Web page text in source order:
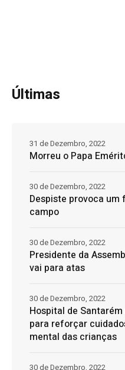
Últimas
Morreu o Papa
31 de Dezembro, 2022
Despiste provoca
campo
30 de Dezembro, 2022
Presidente da
vai para atas
30 de Dezembro, 2022
Hospital de
para reforçar
mental das crianças
30 de Dezembro, 2022
30 de Dezembro, 2022